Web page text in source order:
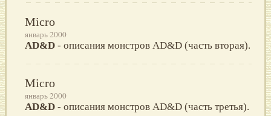
Micro
январь 2000
AD&D - описания монстров AD&D (часть вторая).
Micro
январь 2000
AD&D - описания монстров AD&D (часть третья).